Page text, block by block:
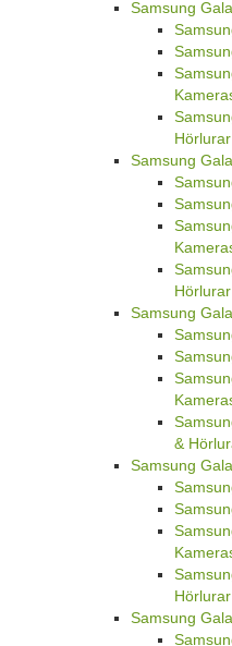
Samsung
Hörlurar
Samsung
Hörlurar
Samsung
&
Samsung
Hörlurar
Samsung